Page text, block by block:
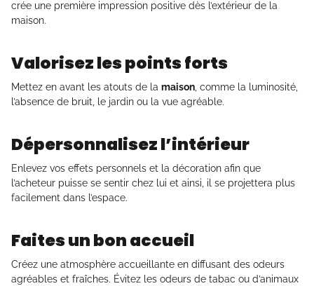
crée une première impression positive dès l’extérieur de la
maison.
Valorisez les points forts
Mettez en avant les atouts de la maison, comme la luminosité,
l’absence de bruit, le jardin ou la vue agréable.
Dépersonnalisez l’intérieur
Enlevez vos effets personnels et la décoration afin que
l’acheteur puisse se sentir chez lui et ainsi, il se projettera plus
facilement dans l’espace.
Faites un bon accueil
Créez une atmosphère accueillante en diffusant des odeurs
agréables et fraîches. Évitez les odeurs de tabac ou d’animaux